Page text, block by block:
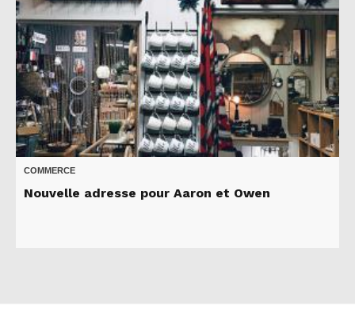
COMMERCE
Nouvelle adresse pour Aaron et Owen